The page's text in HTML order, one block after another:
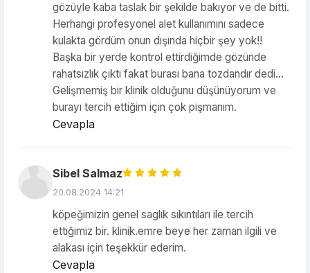
gözüyle kaba taslak bir şekilde bakıyor ve de bitti.
Herhangi profesyonel alet kullanımını sadece
kulakta gördüm onun dışında hiçbir şey yok!!
Başka bir yerde kontrol ettirdiğimde gözünde
rahatsızlık çıktı fakat burası bana tozdandır dedi…
Gelişmemiş bir klinik olduğunu düşünüyorum ve
burayı tercih ettiğim için çok pişmanım.
Cevapla
Sibel Salmaz
20.08.2024 14:21
köpeğimizin genel saglık sıkıntıları ile tercih
ettiğimiz bir. klinik.emre beye her zaman ilgili ve
alakası için teşekkür ederim.
Cevapla